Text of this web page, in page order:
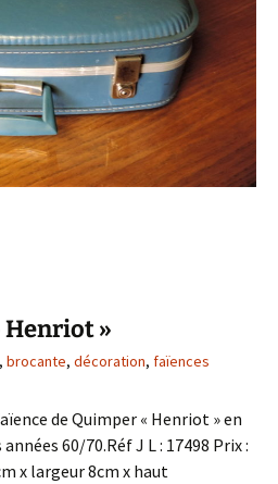
Henriot »
, brocante, décoration, faïences
de Quimper « Henriot » en
60/70.Réf J L : 17498 Prix :
x largeur 8cm x haut